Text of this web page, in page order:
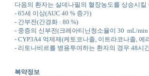
다음의 환자는 실데나필의 혈장농도를 상승시
- 65세 이상(AUC 40 % 증가)
- 간부전(간경화 : 80 %)
- 중증의 신부전(크레아티닌청소율이 30 mL/min
- CYP3A4 억제제(케토코나졸, 이트라코나졸,
- 리토나비르를 병용투여하는 환자의 경우 48시
복약정보